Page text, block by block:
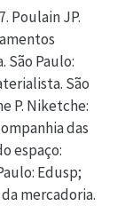
Poulain JP.
São Paulo:
São
P. Niketche:
das
espaço:
Edusp;
mercadoria.